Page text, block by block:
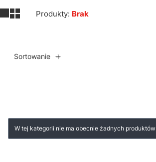
Produkty: Brak
Sortowanie
Lista produktów
W tej kategorii nie ma obecnie żadnych produktów